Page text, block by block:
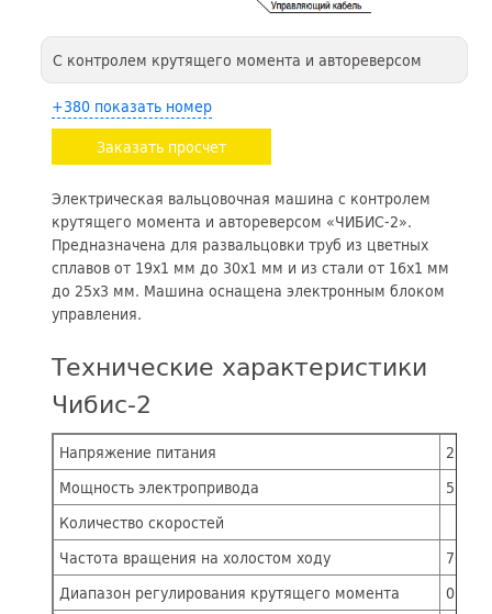
С контролем крутящего момента и автореверсом
+380 показать номер
Заказать просчет
Электрическая вальцовочная машина с контролем
крутящего момента и автореверсом «ЧИБИС-2».
Предназначена для развальцовки труб из цветных
сплавов от 19х1 мм до 30х1 мм и из стали от 16х1 мм
до 25х3 мм. Машина оснащена электронным блоком
управления.
Технические характеристики
Чибис-2
Напряжение питания
220
Мощность электропривода
550
Количество скоростей
Частота вращения на холостом ходу
700
Диапазон регулирования крутящего момента
0,5 –